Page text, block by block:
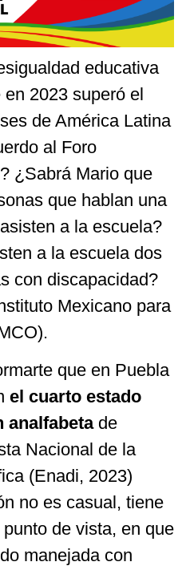
educativa
2023 superó el
de América Latina
al Foro
¿Sabrá Mario que
que hablan una
a la escuela?
a la escuela dos
con discapacidad?
Mexicano para
que en Puebla
el cuarto estado
analfabetade
Nacional de la
(Enadi, 2023)
no es casual, tiene
de vista, en que
manejada con